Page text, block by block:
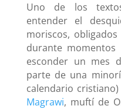
Uno de los
entender el
moriscos,
durante momentos
esconder un mes
parte de una
calendario
Magrawi, muftí de